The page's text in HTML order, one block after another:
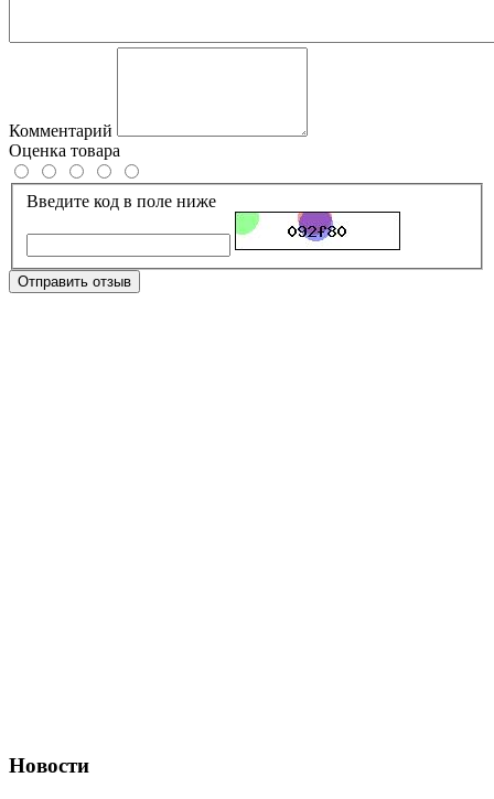
Комментарий
Оценка товара
Введите код в поле ниже
Отправить отзыв
Новости